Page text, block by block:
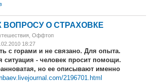
ВОПРОСУ О СТРАХОВКЕ
Оффтоп
18:27
с горами и не связано. Для опыта.
ситуация - человек просит помощи.
но ее описывают именно
2196701.html